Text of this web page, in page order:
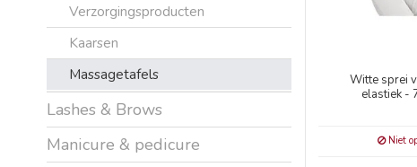
Verzorgingsproducten
Kaarsen
Massagetafels
Lashes & Brows
Manicure & pedicure
Witte sprei
elastiek -
Niet